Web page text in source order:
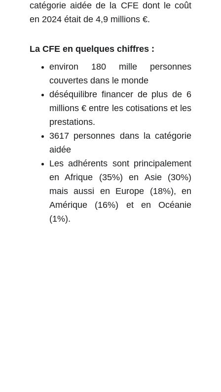
catégorie aidée de la CFE dont le coût
en 2024 était de 4,9 millions €.
La CFE en quelques chiffres :
environ 180 mille personnes
couvertes dans le monde
déséquilibre financer de plus de 6
millions € entre les cotisations et les
prestations.
3617 personnes dans la catégorie
aidée
Les adhérents sont principalement
en Afrique (35%) en Asie (30%)
mais aussi en Europe (18%), en
Amérique (16%) et en Océanie
(1%).